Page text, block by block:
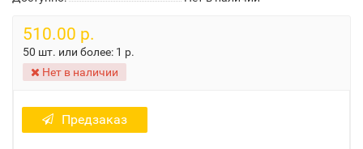
510.00 р.
50 шт. или более: 1 р.
Нет в наличии
Предзаказ